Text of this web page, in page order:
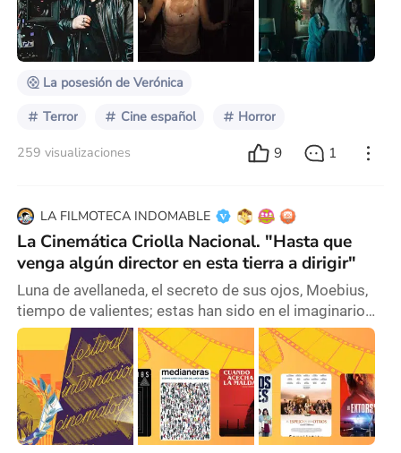
y una sensibilidad muy particular para explorar el
miedo. Paco Plaza, director español Hoy, 28 de
noviembre, tuve la oportunidad de estar cara a cara c
La posesión de Verónica
Terror Cine español Horror
259 visualizaciones 9 1
LA FILMOTECA INDOMABLE
La Cinemática Criolla Nacional. "Hasta que
venga algún director en esta tierra a dirigir"
Luna de avellaneda, el secreto de sus ojos, Moebius,
tiempo de valientes; estas han sido en el imaginario
colectivo las películas con las que siempre se ha
identificado al cine nacional. Sus actores y directores
fueron consagrados en papeles al que siempre se los
remiten a estas joyas por sobre las posteriores
producciones en las que han participado. Sin
embargo, el aprecio pétreo por estas pelícu